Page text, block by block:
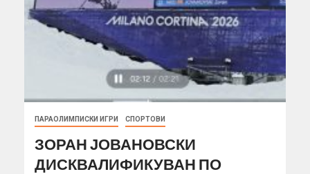
ПАРАОЛИМПИСКИ ИГРИ СПОРТОВИ
ЗОРАН ЈОВАНОВСКИ
ДИСКВАЛИФИКУВАН ПО